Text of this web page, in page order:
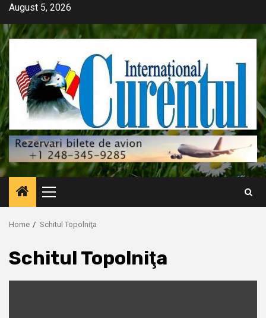
Skip
content
August 5, 2026
Primary
Menu
Home Schitul Topolniţa
Schitul Topolniţa